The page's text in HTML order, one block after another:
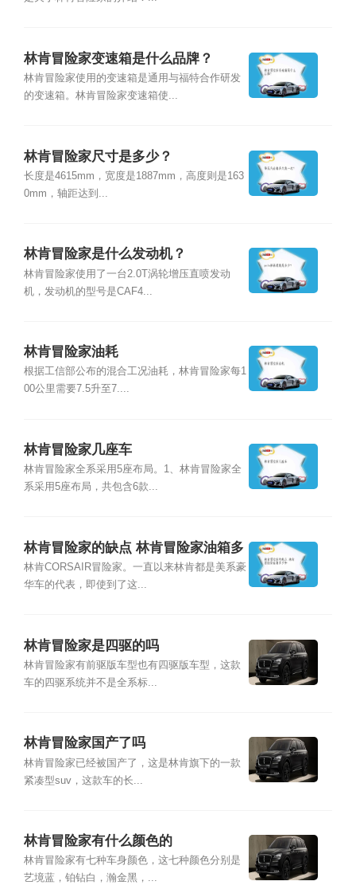
林肯冒险家变速箱是什么品牌？
林肯冒险家使用的变速箱是通用与福特合作研发
的变速箱。林肯冒险家变速箱使...
林肯冒险家尺寸是多少？
长度是4615mm，宽度是1887mm，高度则是163
0mm，轴距达到...
林肯冒险家是什么发动机？
林肯冒险家使用了一台2.0T涡轮增压直喷发动
机，发动机的型号是CAF4...
林肯冒险家油耗
根据工信部公布的混合工况油耗，林肯冒险家每1
00公里需要7.5升至7....
林肯冒险家几座车
林肯冒险家全系采用5座布局。1、林肯冒险家全
系采用5座布局，共包含6款...
林肯冒险家的缺点 林肯冒险家油箱多
少升
林肯CORSAIR冒险家。一直以来林肯都是美系豪
华车的代表，即使到了这...
林肯冒险家是四驱的吗
林肯冒险家有前驱版车型也有四驱版车型，这款
车的四驱系统并不是全系标...
林肯冒险家国产了吗
林肯冒险家已经被国产了，这是林肯旗下的一款
紧凑型suv，这款车的长...
林肯冒险家有什么颜色的
林肯冒险家有七种车身颜色，这七种颜色分别是
艺境蓝，铂钻白，瀚金黑，...